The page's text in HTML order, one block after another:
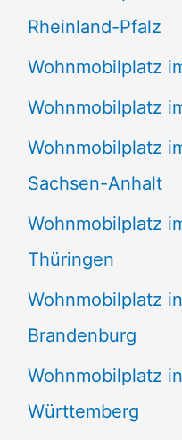
Rheinland-Pfalz
Wohnmobilplatz
Wohnmobilplatz
Wohnmobilplatz
Sachsen-Anhalt
Wohnmobilplatz
Thüringen
Wohnmobilplatz
Brandenburg
Wohnmobilplatz
Württemberg